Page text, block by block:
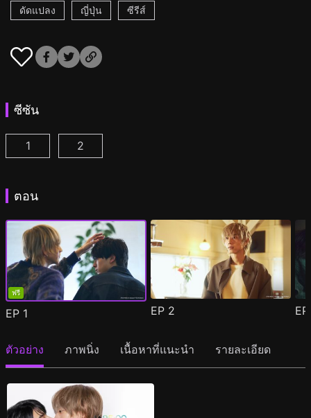
ดัดแปลง ญี่ปุ่น ซีรีส์
ซีซัน
เวลา 25.00 น. ณ อาคาซากะ ตอนที่ 1
1 เวลา 25.00 น. ณ อาคาซากะ ซีซั่น2 ตอนที่ 1
2
ตอน
ฟรี
EP 1 EP 2
ตัวอย่าง ภาพนิ่ง เนื้อหาที่แนะนำ รายละเอียด